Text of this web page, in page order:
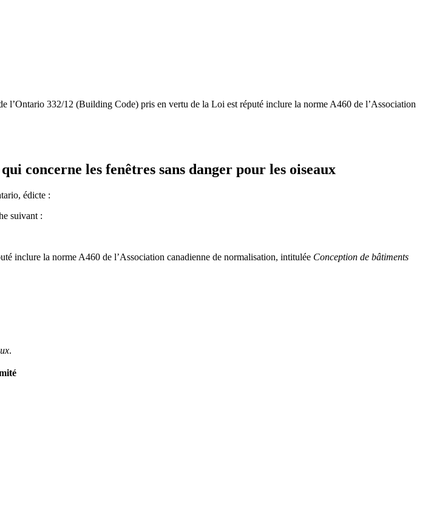
l’Ontario 332/12 (Building Code) pris en vertu de la Loi est réputé inclure la norme A460 de l’Association
qui concerne les fenêtres sans danger pour les oiseaux
édicte :
suivant :
inclure la norme A460 de l’Association canadienne de normalisation, intitulée Conception de bâtiments
.